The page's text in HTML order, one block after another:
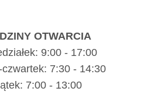
OTWARCIA
9:00 - 17:00
7:30 - 14:30
7:00 - 13:00